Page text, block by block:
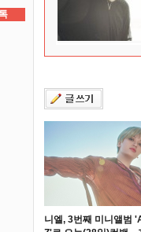
니엘, 3번째 미니앨범